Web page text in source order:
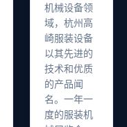
机械设备领
域，杭州高
崎服装设备
以其先进的
技术和优质
的产品闻
名。一年一
度的服装机